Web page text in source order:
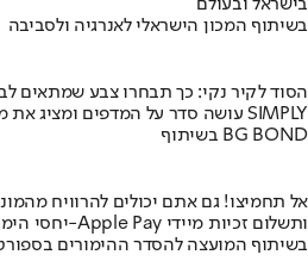
בישראל ובעולם
בשיתוף המכון הישראלי לאנרגיה ולסביבה
הסוד לקיר נקי: כך תבחרו צבע שמתאים
מומחה BG BOND עושה סדר על המדפים ומציג את מותג הצבע SIMPLY
בשיתוף BG BOND
אל תחמיצו! גם אתם יכולים להרוויח
יחסי הימור משופרים, הפקדות ב-Apple Pay ותשלום זכיות מיידי
בשיתוף המועצה להסדר ההימורים